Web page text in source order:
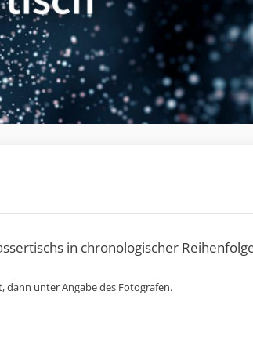
in chronologischer
dann unter Angabe des Fotografen.